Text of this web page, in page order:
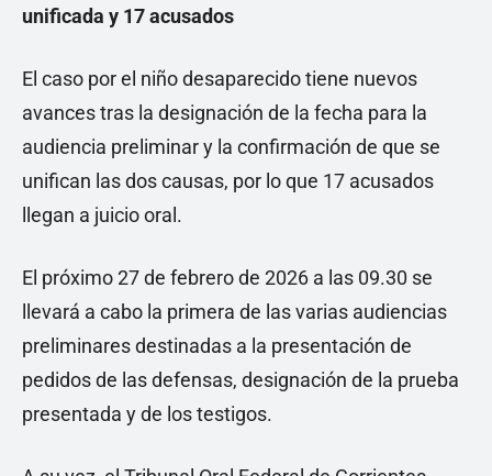
unificada y 17 acusados
El caso por el niño desaparecido tiene nuevos
avances tras la designación de la fecha para la
audiencia preliminar y la confirmación de que se
unifican las dos causas, por lo que 17 acusados
llegan a juicio oral.
El próximo 27 de febrero de 2026 a las 09.30 se
llevará a cabo la primera de las varias audiencias
preliminares destinadas a la presentación de
pedidos de las defensas, designación de la prueba
presentada y de los testigos.